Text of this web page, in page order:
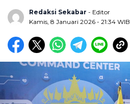
Redaksi Sekabar - Editor
Kamis, 8 Januari 2026 - 21:34 WIB